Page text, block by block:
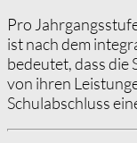
Pro
ist nach dem
bedeutet, dass die
von ihren
Schulabschluss